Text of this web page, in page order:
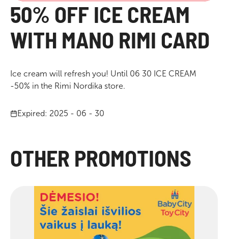
50% OFF ICE CREAM
WITH MANO RIMI CARD
Ice cream will refresh you! Until 06 30 ICE CREAM
-50% in the Rimi Nordika store.
Expired: 2025 - 06 - 30
OTHER PROMOTIONS